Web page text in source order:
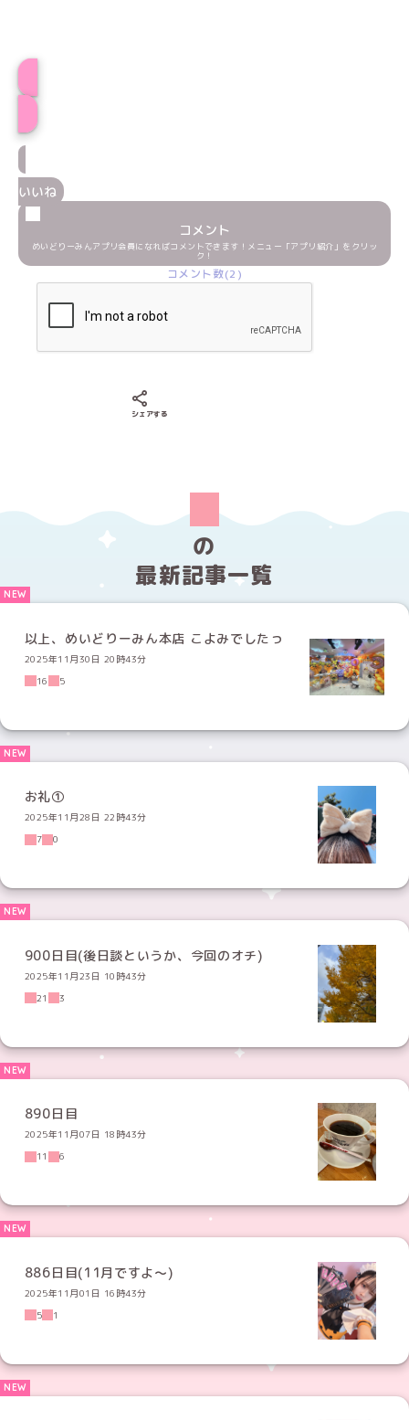
いいね
コメント
めいどりーみんアプリ会員になればコメントできます！メニュー「アプリ紹介」をクリッ
ク！
コメント数(2)
シェアする
の
最新記事一覧
以上、めいどりーみん本店 こよみでしたっ
2025年11月30日 20時43分
16
5
お礼①
2025年11月28日 22時43分
7
0
900日目(後日談というか、今回のオチ)
2025年11月23日 10時43分
21
3
890日目
2025年11月07日 18時43分
11
6
886日目(11月ですよ〜)
2025年11月01日 16時43分
5
1